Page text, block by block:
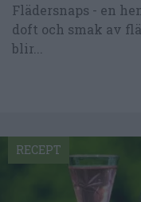
Flädersnaps - en
doft och smak av
blir...
RECEPT